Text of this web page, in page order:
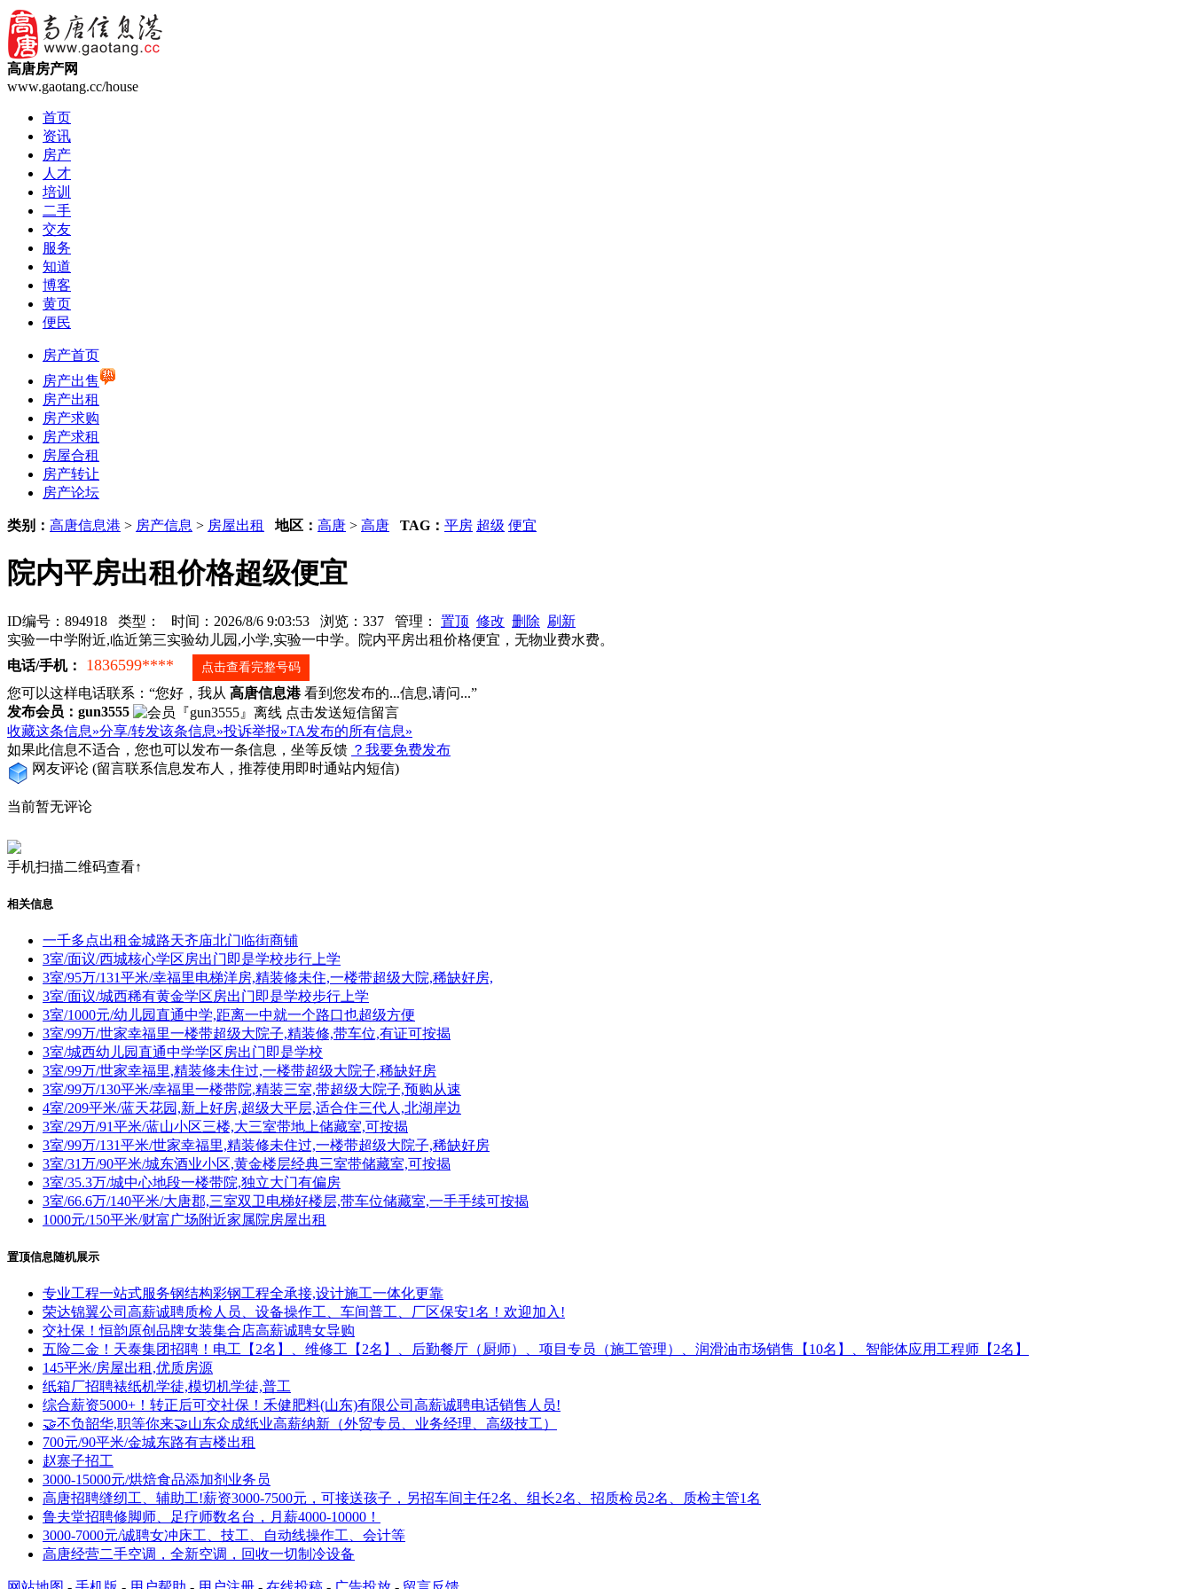
高唐房产网
www.gaotang.cc/house
首页
资讯
房产
人才
培训
二手
交友
服务
知道
博客
黄页
便民
房产首页
房产出售
房产出租
房产求购
房产求租
房屋合租
房产转让
房产论坛
类别： 高唐信息港 > 房产信息 > 房屋出租 地区： 高唐 > 高唐 TAG： 平房 超级 便宜
院内平房出租价格超级便宜
ID编号：894918 类型： 时间：2026/8/6 9:03:53 浏览：337 管理： 置顶 修改 删除 刷新
实验一中学附近,临近第三实验幼儿园,小学,实验一中学。院内平房出租价格便宜，无物业费水费。
电话/手机：
1836599**** 点击查看完整号码
您可以这样电话联系：“您好，我从 高唐信息港看到您发布的...信息,请问...”
发布会员：gun3555
收藏这条信息»分享/转发该条信息»投诉举报»TA发布的所有信息»
如果此信息不适合，您也可以发布一条信息，坐等反馈 ？我要免费发布
网友评论 (留言联系信息发布人，推荐使用即时通站内短信)
当前暂无评论
手机扫描二维码查看↑
相关信息
一千多点出租金城路天齐庙北门临街商铺
3室/面议/西城核心学区房出门即是学校步行上学
3室/95万/131平米/幸福里电梯洋房,精装修未住,一楼带超级大院,稀缺好房,
3室/面议/城西稀有黄金学区房出门即是学校步行上学
3室/1000元/幼儿园直通中学,距离一中就一个路口也超级方便
3室/99万/世家幸福里一楼带超级大院子,精装修,带车位,有证可按揭
3室/城西幼儿园直通中学学区房出门即是学校
3室/99万/世家幸福里,精装修未住过,一楼带超级大院子,稀缺好房
3室/99万/130平米/幸福里一楼带院,精装三室,带超级大院子,预购从速
4室/209平米/蓝天花园,新上好房,超级大平层,适合住三代人,北湖岸边
3室/29万/91平米/蓝山小区三楼,大三室带地上储藏室,可按揭
3室/99万/131平米/世家幸福里,精装修未住过,一楼带超级大院子,稀缺好房
3室/31万/90平米/城东酒业小区,黄金楼层经典三室带储藏室,可按揭
3室/35.3万/城中心地段一楼带院,独立大门有偏房
3室/66.6万/140平米/大唐郡,三室双卫电梯好楼层,带车位储藏室,一手手续可按揭
1000元/150平米/财富广场附近家属院房屋出租
置顶信息随机展示
专业工程一站式服务钢结构彩钢工程全承接,设计施工一体化更靠
荣达锦翼公司高薪诚聘质检人员、设备操作工、车间普工、厂区保安1名！欢迎加入!
交社保！恒韵原创品牌女装集合店高薪诚聘女导购
五险二金！天泰集团招聘！电工【2名】、维修工【2名】、后勤餐厅（厨师）、项目专员（施工管理）、润滑油市场销售【10名】、智能体应用工程师【2名】
145平米/房屋出租,优质房源
纸箱厂招聘裱纸机学徒,模切机学徒,普工
综合薪资5000+！转正后可交社保！禾健肥料(山东)有限公司高薪诚聘电话销售人员!
🤝不负韶华,职等你来🤝山东众成纸业高薪纳新（外贸专员、业务经理、高级技工）
700元/90平米/金城东路有吉楼出租
赵寨子招工
3000-15000元/烘焙食品添加剂业务员
高唐招聘缝纫工、辅助工!薪资3000-7500元，可接送孩子，另招车间主任2名、组长2名、招质检员2名、质检主管1名
鲁夫堂招聘修脚师、足疗师数名台，月薪4000-10000！
3000-7000元/诚聘女冲床工、技工、自动线操作工、会计等
高唐经营二手空调，全新空调，回收一切制冷设备